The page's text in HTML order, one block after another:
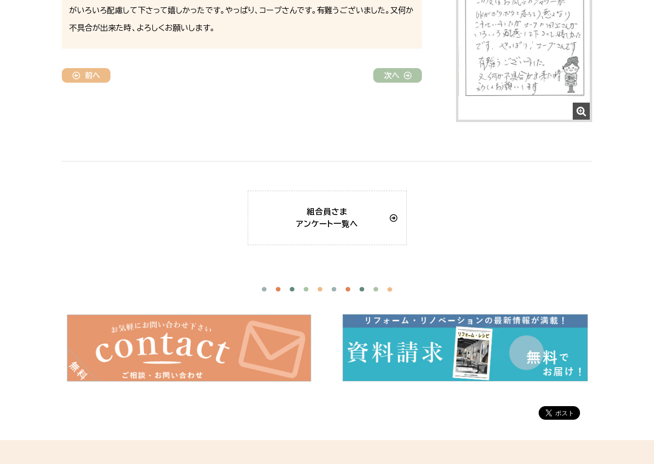
がいろいろ配慮して下さって嬉しかったです。やっぱり、コープさんです。有難うございました。又何か
不具合が出来た時、よろしくお願いします。
前へ 次へ
組合員さま
アンケート一覧へ